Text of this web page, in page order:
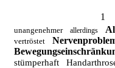
1
unangenehmer allerdings
vertröstet
stümperhaft